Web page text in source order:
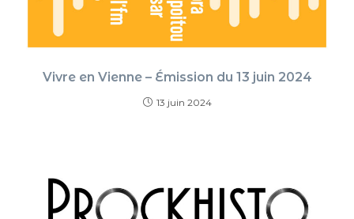
Vivre en Vienne – Émission du 13 juin 2024
13 juin 2024